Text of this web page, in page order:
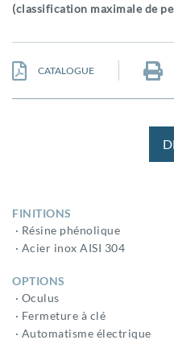
(classification maximale de
CATALOGUE
FINITIONS
· Résine phénolique
· Acier inox AISI 304
OPTIONS
· Oculus
· Fermeture à clé
· Automatisme électrique